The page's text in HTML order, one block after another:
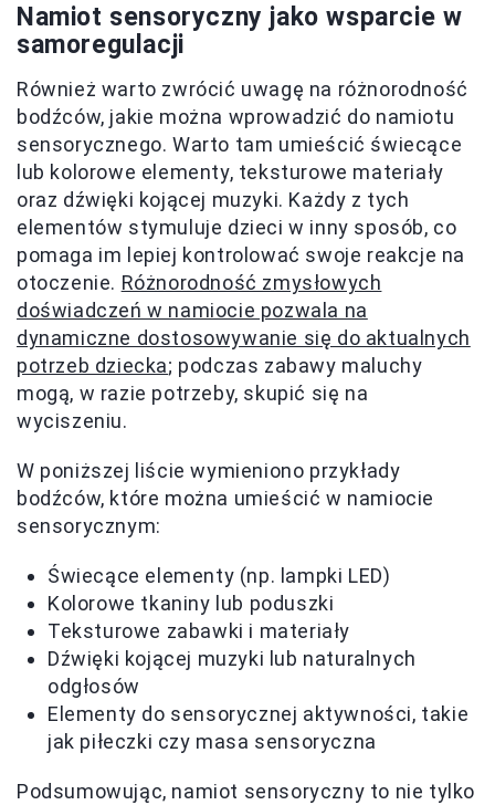
Namiot sensoryczny jako wsparcie w
samoregulacji
Również warto zwrócić uwagę na różnorodność
bodźców, jakie można wprowadzić do namiotu
sensorycznego. Warto tam umieścić świecące
lub kolorowe elementy, teksturowe materiały
oraz dźwięki kojącej muzyki. Każdy z tych
elementów stymuluje dzieci w inny sposób, co
pomaga im lepiej kontrolować swoje reakcje na
otoczenie. Różnorodność zmysłowych
doświadczeń w namiocie pozwala na
dynamiczne dostosowywanie się do aktualnych
potrzeb dziecka; podczas zabawy maluchy
mogą, w razie potrzeby, skupić się na
wyciszeniu.
W poniższej liście wymieniono przykłady
bodźców, które można umieścić w namiocie
sensorycznym:
Świecące elementy (np. lampki LED)
Kolorowe tkaniny lub poduszki
Teksturowe zabawki i materiały
Dźwięki kojącej muzyki lub naturalnych
odgłosów
Elementy do sensorycznej aktywności, takie
jak piłeczki czy masa sensoryczna
Podsumowując, namiot sensoryczny to nie tylko